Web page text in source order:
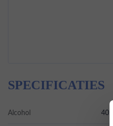
SPECIFICATIES
Alcohol